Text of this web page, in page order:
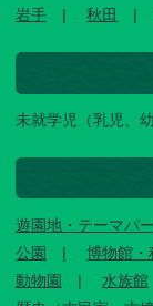
岩手
秋田
未就学児（乳児、
遊園地・テーマパ
公園
博物館・
動物園
水族館